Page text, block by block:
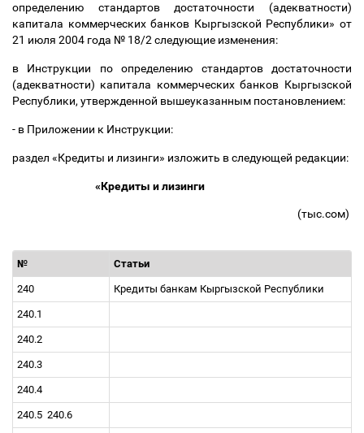
определению стандартов достаточности (адекватности)
капитала коммерческих банков Кыргызской Республики» от
21 июля 2004 года № 18/2 следующие изменения:
в Инструкции по определению стандартов достаточности
(адекватности) капитала коммерческих банков Кыргызской
Республики, утвержденной вышеуказанным постановлением:
- в Приложении к Инструкции:
раздел «Кредиты и лизинги» изложить в следующей редакции:
«Кредиты и лизинги
(тыс.сом)
№ Статьи
240 Кредиты банкам Кыргызской Республики
240.1
240.2
240.3
240.4
240.5 240.6